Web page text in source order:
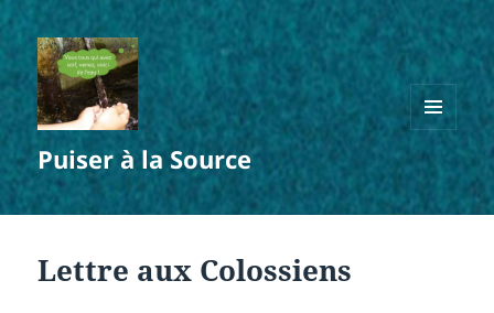
Puiser à la Source
MENU
ET
WIDGETS
Lettre aux Colossiens